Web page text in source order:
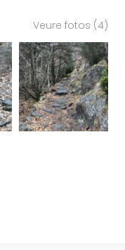
Veure fotos (4)